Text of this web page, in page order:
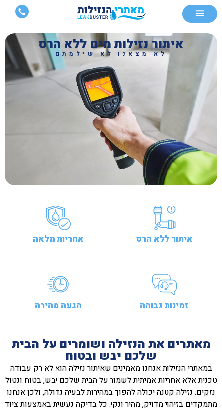
איתור נזילות מים ללא הרס
לא מצאנו לא שילמתם
איתור ללא הרס אחריות מלאה
זמינות גבוהה הגעה מהירה
מאתרים את הנזילה ושומרים על הבית
שלכם יבש ובטוח
במאתרי הנזילות אנחנו מאמינים שאיתור נזילה הוא לא רק עבודה
טכנית אלא אחריות אמיתית לשמור על הבית שלכם יבש, בטוח ונטול
נזקים. נזילה קטנה יכולה להפוך במהירות לבעיה גדולה, ולכן אנחנו
מתמקדים בזיהוי מדויק, מהיר ונקי. כל בדיקה נעשית באמצעות ציוד